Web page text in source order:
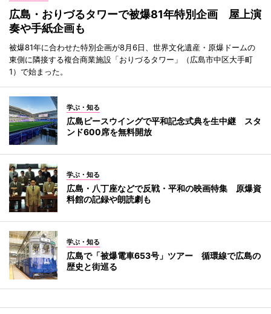
広島・おりづるタワーで被爆81年特別企画 屋上演
奏や手紙企画も
被爆81年に合わせた特別企画が8月6日、世界文化遺産・原爆ドームの
東側に隣接する複合商業施設「おりづるタワー」（広島市中区大手町
1）で始まった。
学ぶ・知る
広島ピースウイングで平和記念式典を生中継 スタ
ンド600席を無料開放
学ぶ・知る
広島・八丁座などで反戦・平和の映画特集 原爆資
料館の記録や朗読劇も
学ぶ・知る
広島で「被爆電車653号」ツアー 循環線で広島の
歴史と街巡る